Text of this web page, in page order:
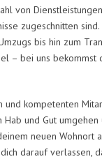
von
zugeschnitten
bis hin zum
– bei uns bekommst
und kompetenten
und Gut
neuen Wohnort
darauf verlassen,